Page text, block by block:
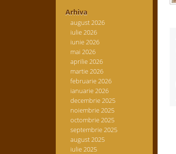
Arhiva
august 2026
iulie 2026
iunie 2026
mai 2026
aprilie 2026
martie 2026
februarie 2026
ianuarie 2026
decembrie 2025
noiembrie 2025
octombrie 2025
septembrie 2025
august 2025
iulie 2025